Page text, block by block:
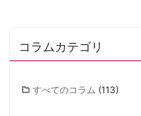
コラムカテゴリ
すべてのコラム (113)